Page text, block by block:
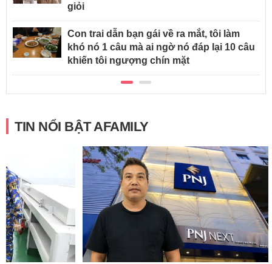
giỏi
Con trai dẫn bạn gái về ra mắt, tôi làm
khó nó 1 câu mà ai ngờ nó đáp lại 10 câu
khiến tôi ngượng chín mặt
TIN NỔI BẬT AFAMILY